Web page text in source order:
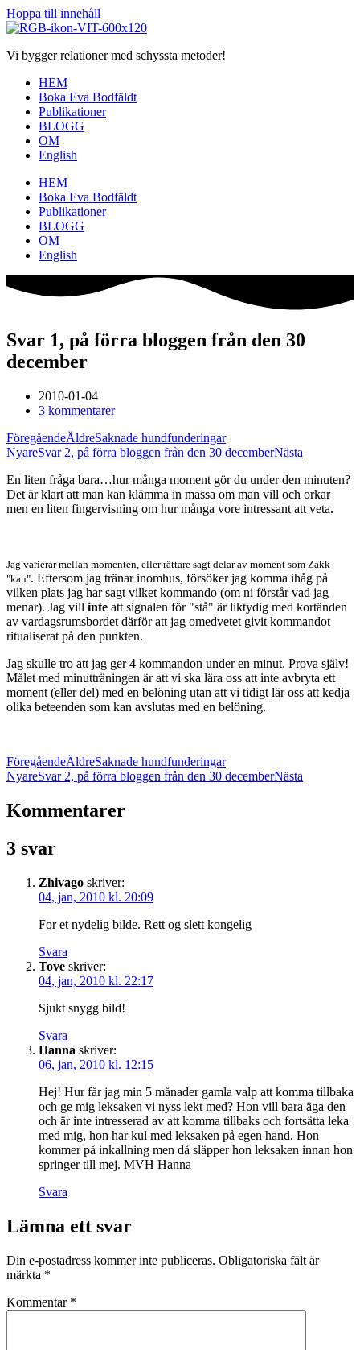
Hoppa till innehåll
Vi bygger relationer med schyssta metoder!
HEM
Boka Eva Bodfäldt
Publikationer
BLOGG
OM
English
HEM
Boka Eva Bodfäldt
Publikationer
BLOGG
OM
English
Svar 1, på förra bloggen från den 30
december
2010-01-04
3 kommentarer
FöregåendeÄldreSaknade hundfunderingar
NyareSvar 2, på förra bloggen från den 30 decemberNästa
En liten fråga bara…hur många moment gör du under den minuten?
Det är klart att man kan klämma in massa om man vill och orkar
men en liten fingervisning om hur många vore intressant att veta.
Jag varierar mellan momenten, eller rättare sagt delar av moment som Zakk
"kan". Eftersom jag tränar inomhus, försöker jag komma ihåg på
vilken plats jag har sagt vilket kommando (om ni förstår vad jag
menar). Jag vill inte att signalen för "stå" är liktydig med kortänden
av vardagsrumsbordet därför att jag omedvetet givit kommandot
ritualiserat på den punkten.
Jag skulle tro att jag ger 4 kommandon under en minut. Prova själv!
Målet med minutträningen är att vi ska lära oss att inte avbryta ett
moment (eller del) med en belöning utan att vi tidigt lär oss att kedja
olika beteenden som kan avslutas med en belöning.
FöregåendeÄldreSaknade hundfunderingar
NyareSvar 2, på förra bloggen från den 30 decemberNästa
Kommentarer
3 svar
Zhivago skriver:
04, jan, 2010 kl. 20:09
For et nydelig bilde. Rett og slett kongelig
Svara
Tove skriver:
04, jan, 2010 kl. 22:17
Sjukt snygg bild!
Svara
Hanna skriver:
06, jan, 2010 kl. 12:15
Hej! Hur får jag min 5 månader gamla valp att komma tillbaka
och ge mig leksaken vi nyss lekt med? Hon vill bara äga den
och är inte intresserad av att komma tillbaks och fortsätta leka
med mig, hon har kul med leksaken på egen hand. Hon
kommer på inkallning men då släpper hon leksaken innan hon
springer till mej. MVH Hanna
Svara
Lämna ett svar
Din e-postadress kommer inte publiceras. Obligatoriska fält är
märkta *
Kommentar *